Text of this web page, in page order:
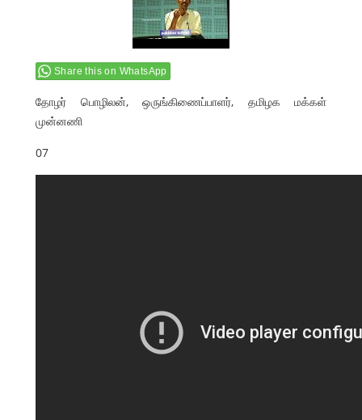
Share this on WhatsApp
தோழர் பொழிலன், ஒருங்கிணைப்பாளர், தமிழக மக்கள்
முன்னணி
07